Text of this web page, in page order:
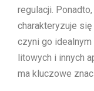
regulacji. Ponadto,
charakteryzuje
czyni go
litowych i innych
ma kluczowe